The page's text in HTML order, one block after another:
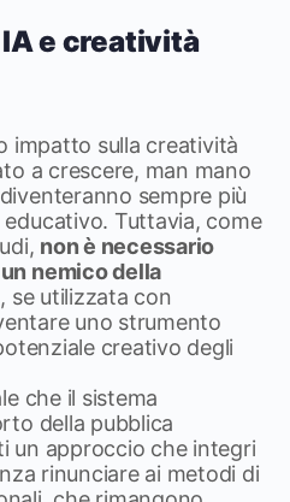
e creatività
impatto sulla creatività
a crescere, man mano
sempre più
Tuttavia, come
non è necessario
nemico della
se utilizzata con
uno strumento
creativo degli
che il sistema
della pubblica
un approccio che integri
rinunciare ai metodi di